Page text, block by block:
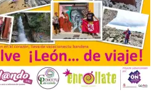
un encuentro
internacional que se
celebra en el mes de
agosto en la localidad
de Merza, dedicado a la marimba y
de cámara. La Plaza del
de Ponferrada acogerá
[…]